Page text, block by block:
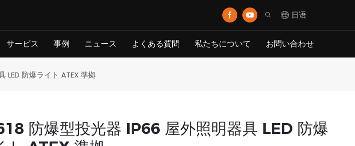
日语
サービス 事例 ニュース よくある質問 私たちについて お問い合わせ
LED 防爆ライト ATEX 準拠
防爆型投光器 IP66 屋外照明器具 LED 防爆